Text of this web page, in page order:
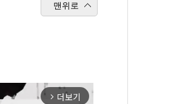
맨위로
arrow_forward_ios 더보기